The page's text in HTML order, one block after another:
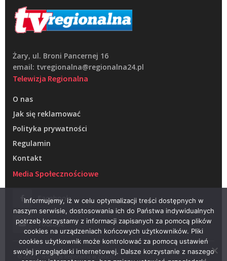
Żary, ul. Broni Pancernej 16
email: tvregionalna@regionalna24.pl
Telewizja Regionalna
O nas
Jak się reklamować
Polityka prywatności
Regulamin
Kontakt
Media Społecznościowe
Facebook
Youtube
© 2022 – Telewizja Regionalna w Żarach
Informujemy, iż w celu optymalizacji treści dostępnych w
naszym serwisie, dostosowania ich do Państwa indywidualnych
potrzeb korzystamy z informacji zapisanych za pomocą plików
cookies na urządzeniach końcowych użytkowników. Pliki
cookies użytkownik może kontrolować za pomocą ustawień
swojej przeglądarki internetowej. Dalsze korzystanie z naszego